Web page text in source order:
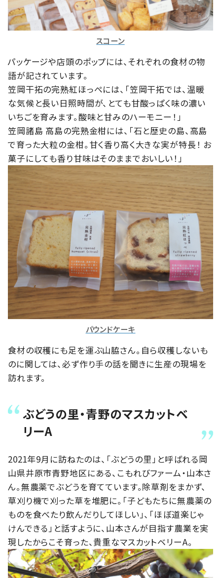
スコーン
パッケージや店頭のポップには、それぞれの食材の物
語が記されています。
笠岡干拓の完熟紅ほっぺには、「笠岡干拓では、温暖
な気候と長い日照時間が、とても甘酸っぱく味の濃い
いちごを育みます。酸味と甘みのハーモニー！」
笠岡諸島 高島の完熟金柑には、「石と歴史の島、高島
で育った大粒の金柑。甘く香り高く大きな実が特長！ お
菓子にしても香り甘味はそのままでおいしい！」
パウンドケーキ
食材の収穫にも足を運ぶ山脇さん。自ら収穫しないも
のに関しては、必ず作り手の話を聞きに生産の現場を
訪れます。
ぶどうの里・青野のマスカットベ
リーA
2021年9月に訪ねたのは、「ぶどうの里」と呼ばれる岡
山県井原市青野地区にある、こもれびファーム・山本さ
ん。無農薬でぶどうを育てています。除草剤をまかず、
草刈り機で刈った草を堆肥に。「子どもたちに無農薬の
ものを食べたり飲んだりしてほしい」、「ほぼ道楽じゃ
けんできる」と話すように、山本さんが目指す農業を実
現したからこそ育った、貴重なマスカットベリーA。